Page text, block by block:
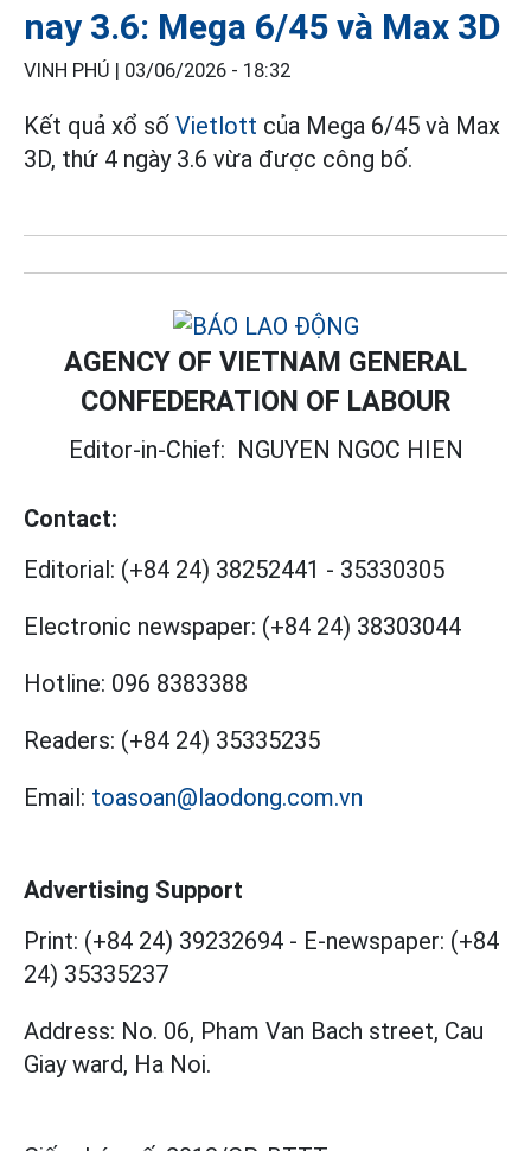
nay 3.6: Mega 6/45 và Max 3D
VINH PHÚ | 03/06/2026 - 18:32
Kết quả xổ số Vietlott của Mega 6/45 và Max
3D, thứ 4 ngày 3.6 vừa được công bố.
AGENCY OF VIETNAM GENERAL
CONFEDERATION OF LABOUR
Editor-in-Chief: NGUYEN NGOC HIEN
Contact:
Editorial: (+84 24) 38252441 - 35330305
Electronic newspaper: (+84 24) 38303044
Hotline: 096 8383388
Readers: (+84 24) 35335235
Email: toasoan@laodong.com.vn
Advertising Support
Print: (+84 24) 39232694 - E-newspaper: (+84
24) 35335237
Address: No. 06, Pham Van Bach street, Cau
Giay ward, Ha Noi.